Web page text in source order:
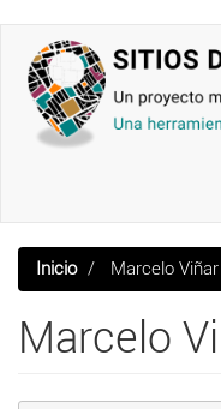
contenido
principal
Inicio Marcelo Viñar
Marcelo